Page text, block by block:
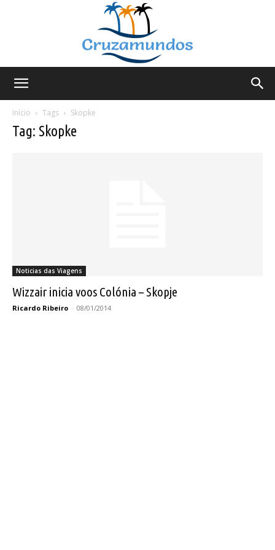
Início
Tags Skopke
Tag: Skopke
Noticias das Viagens
Wizzair inicia voos Colónia – Skopje
Ricardo Ribeiro - 08/01/2014